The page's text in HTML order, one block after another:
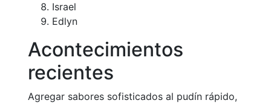
Israel
Edlyn
Acontecimientos
recientes
Agregar sabores sofisticados al pudín rápido,